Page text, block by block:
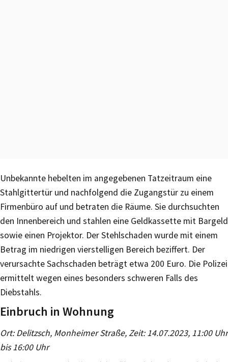
Unbekannte hebelten im angegebenen Tatzeitraum eine
Stahlgittertür und nachfolgend die Zugangstür zu einem
Firmenbüro auf und betraten die Räume. Sie durchsuchten
den Innenbereich und stahlen eine Geldkassette mit Bargeld
sowie einen Projektor. Der Stehlschaden wurde mit einem
Betrag im niedrigen vierstelligen Bereich beziffert. Der
verursachte Sachschaden beträgt etwa 200 Euro. Die Polizei
ermittelt wegen eines besonders schweren Falls des
Diebstahls.
Einbruch in Wohnung
Ort: Delitzsch, Monheimer Straße, Zeit: 14.07.2023, 11:00 Uhr
bis 16:00 Uhr